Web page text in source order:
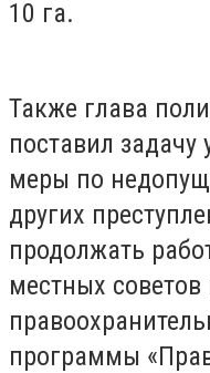
10 га.
Также глава
поставил задачу
меры по
других
продолжать
местных
программы